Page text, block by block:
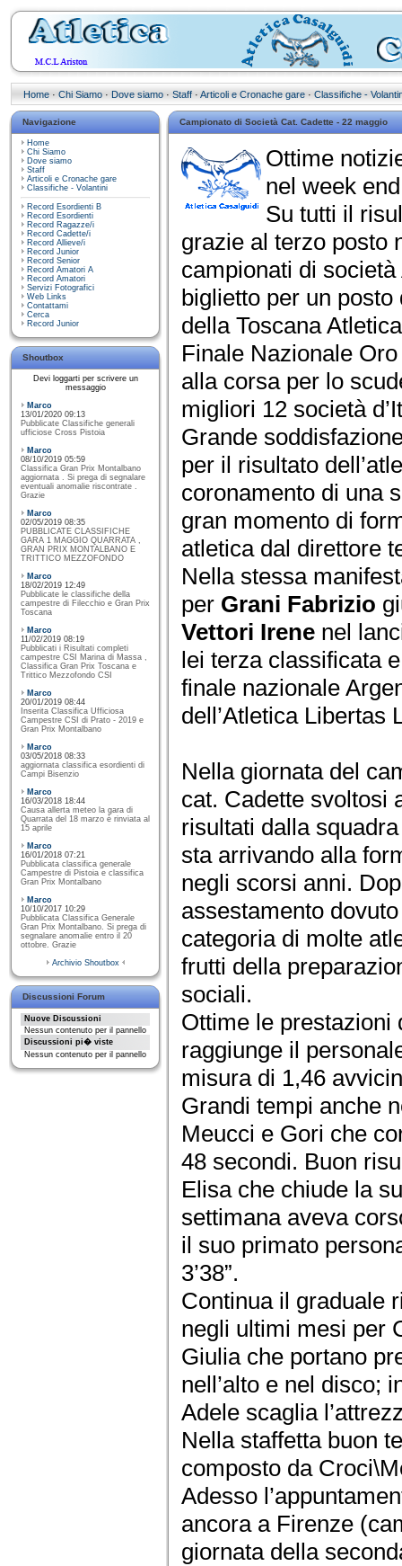
Home · Chi Siamo · Dove siamo · Staff · Articoli e Cronache gare · Classifiche -
Navigazione
Home
Chi Siamo
Dove siamo
Staff
Articoli e Cronache gare
Classifiche - Volantini
Record Esordienti B
Record Esordienti
Record Ragazze/i
Record Cadette/i
Record Allieve/i
Record Junior
Record Senior
Record Amatori A
Record Amatori
Servizi Fotografici
Web Links
Contattami
Cerca
Record Junior
Shoutbox
Devi loggarti per scrivere un
messaggio
Marco
13/01/2020 09:13
Pubblicate Classifiche generali
ufficiose Cross Pistoia
Marco
08/10/2019 05:59
Classifica Gran Prix Montalbano
aggiornata . Si prega di segnalare
eventuali anomalie riscontrate .
Grazie
Marco
02/05/2019 08:35
PUBBLICATE CLASSIFICHE
GARA 1 MAGGIO QUARRATA ,
GRAN PRIX MONTALBANO E
TRITTICO MEZZOFONDO
Marco
18/02/2019 12:49
Pubblicate le classifiche della
campestre di Filecchio e Gran Prix
Toscana
Marco
11/02/2019 08:19
Pubblicati i Risultati completi
campestre CSI Marina di Massa ,
Classifica Gran Prix Toscana e
Trittico Mezzofondo CSI
Marco
20/01/2019 08:44
Inserita Classifica Ufficiosa
Campestre CSI di Prato - 2019 e
Gran Prix Montalbano
Marco
03/05/2018 08:33
aggiornata classifica esordienti di
Campi Bisenzio
Marco
16/03/2018 18:44
Causa allerta meteo la gara di
Quarrata del 18 marzo è rinviata al
15 aprile
Marco
16/01/2018 07:21
Pubblicata classifica generale
Campestre di Pistoia e classifica
Gran Prix Montalbano
Marco
10/10/2017 10:29
Pubblicata Classifica Generale
Gran Prix Montalbano. Si prega di
segnalare anomalie entro il 20
ottobre. Grazie
Archivio Shoutbox
Discussioni Forum
Nuove Discussioni
Nessun contenuto per il pannello
Discussioni pi� viste
Nessun contenuto per il pannello
Campionato di Società Cat. Cadette - 22 maggio
Ottime
nel week
Su tutti il
grazie al terzo posto
campionati di
biglietto per un
della Toscana
Finale Nazionale
alla corsa per lo
migliori 12 società
Grande
per il risultato
coronamento di una
gran momento di
atletica dal direttore
Nella stessa
per Grani Fabrizio
Vettori Irene nel
lei terza classificata
finale nazionale
dell’Atletica Libertas
Nella giornata del
cat. Cadette svoltosi
risultati dalla
sta arrivando alla
negli scorsi anni.
assestamento
categoria di molte
frutti della
sociali.
Ottime le prestazioni
raggiunge il
misura di 1,46
Grandi tempi anche
Meucci e Gori che
48 secondi. Buon
Elisa che chiude la
settimana aveva
il suo primato
3’38”.
Continua il graduale
negli ultimi mesi per
Giulia che portano
nell’alto e nel disco;
Adele scaglia
Nella staffetta buon
composto da
Adesso
ancora a Firenze
giornata della